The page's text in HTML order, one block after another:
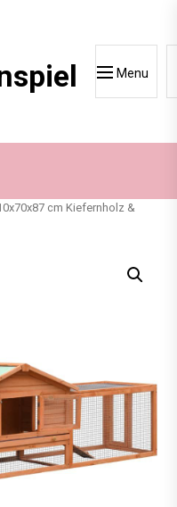
Menu
cm Kiefernholz &